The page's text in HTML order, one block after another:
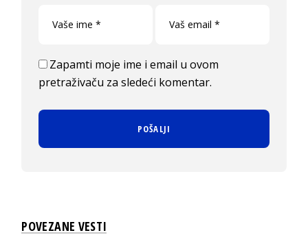
Zapamti moje ime i email u ovom
pretraživaču za sledeći komentar.
POVEZANE VESTI